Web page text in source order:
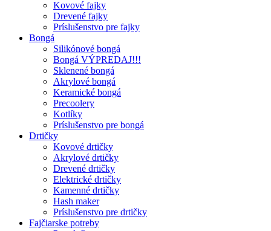
Kovové fajky
Drevené fajky
Príslušenstvo pre fajky
Bongá
Silikónové bongá
Bongá VÝPREDAJ!!!
Sklenené bongá
Akrylové bongá
Keramické bongá
Precoolery
Kotlíky
Príslušenstvo pre bongá
Drtičky
Kovové drtičky
Akrylové drtičky
Drevené drtičky
Elektrické drtičky
Kamenné drtičky
Hash maker
Príslušenstvo pre drtičky
Fajčiarske potreby